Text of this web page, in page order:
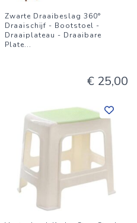
Zwarte Draaibeslag 360°
Draaischijf - Bootstoel -
Draaiplateau - Draaibare
Plate...
€ 25,00